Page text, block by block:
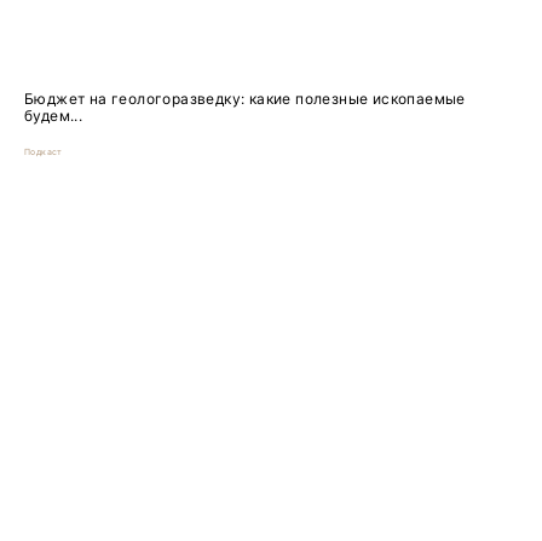
Бюджет на геологоразведку: какие полезные ископаемые
будем...
Подкаст